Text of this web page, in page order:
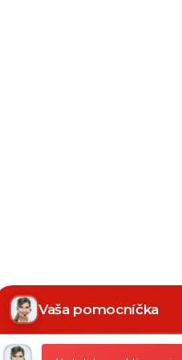
Vaša pomocníčka